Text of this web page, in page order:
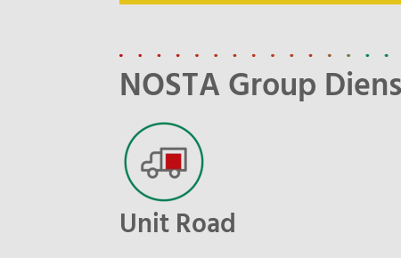
NOSTA Group
Unit Road